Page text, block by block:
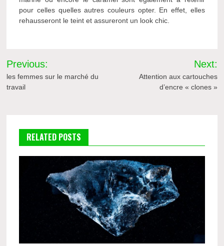
pour celles quelles autres couleurs opter. En effet, elles
rehausseront le teint et assureront un look chic.
Navigation
de
Previous:
les femmes sur le marché du
travail
Next:
Attention aux cartouches
d’encre « clones »
RELATED POSTS